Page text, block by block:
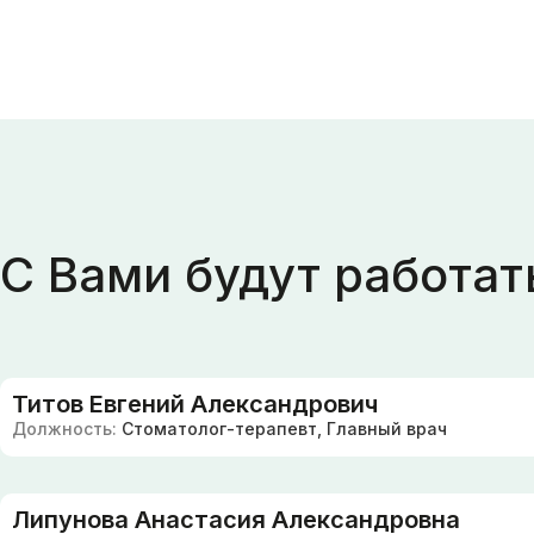
С Вами будут
Титов Евгений Александрович
Должность: Стоматолог-терапевт, Главный врач
Липунова Анастасия Александровна